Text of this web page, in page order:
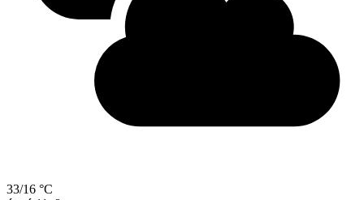
33/16 °C